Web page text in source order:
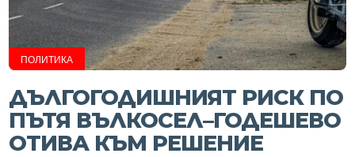
ПОЛИТИКА
ДЪЛГОГОДИШНИЯТ РИСК ПО
ПЪТЯ ВЪЛКОСЕЛ–ГОДЕШЕВО
ОТИВА КЪМ РЕШЕНИЕ